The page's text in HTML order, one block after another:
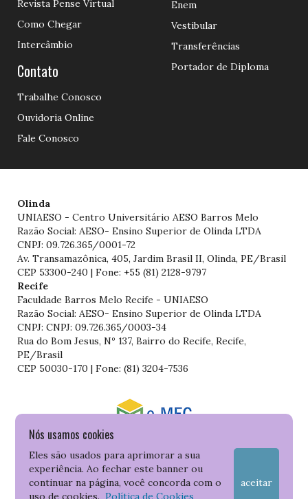
Nós usamos cookies
Eles são usados para aprimorar a sua
experiência. Ao fechar este banner ou
continuar na página, você concorda com o
uso de cookies.Política de Cookies
aceitar
Revista Pense Virtual
Como Chegar
Intercâmbio
Contato
Trabalhe Conosco
Ouvidoria Online
Fale Conosco
Enem
Vestibular
Transferências
Portador de Diploma
Olinda
UNIAESO - Centro Universitário AESO Barros Melo
Razão Social: AESO- Ensino Superior de Olinda LTDA
CNPJ: 09.726.365/0001-72
Av. Transamazônica, 405, Jardim Brasil II, Olinda, PE/Brasil
CEP 53300-240 | Fone: +55 (81) 2128-9797
Recife
Faculdade Barros Melo Recife - UNIAESO
Razão Social: AESO- Ensino Superior de Olinda LTDA
CNPJ: CNPJ: 09.726.365/0003-34
Rua do Bom Jesus, Nº 137, Bairro do Recife, Recife,
PE/Brasil
CEP 50030-170 | Fone: (81) 3204-7536
Consulte o cadastro da Instituição no Sistema do e-MEC